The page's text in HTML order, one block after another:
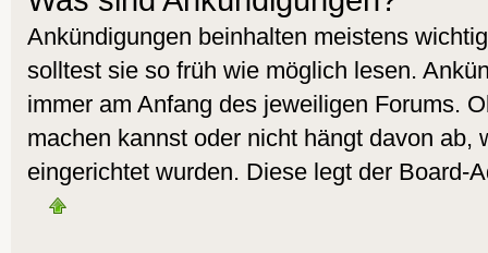
Ankündigungen beinhalten meistens
solltest sie so früh wie möglich lesen.
immer am Anfang des jeweiligen Forums.
machen kannst oder nicht hängt davon ab,
eingerichtet wurden. Diese legt der Board-